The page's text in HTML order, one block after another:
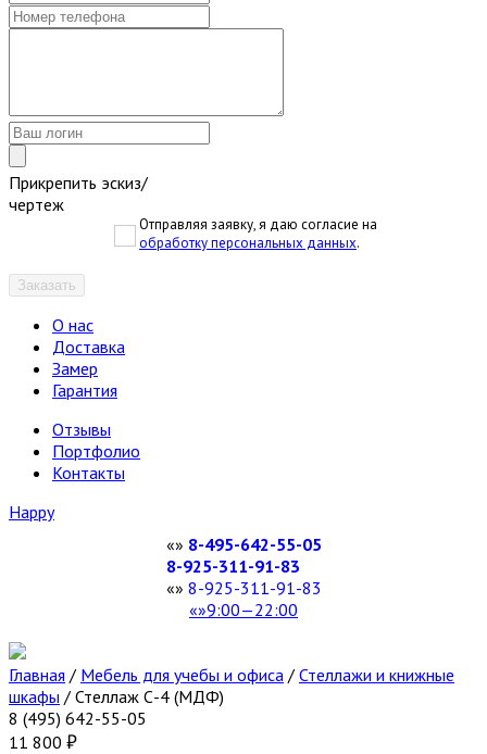
Прикрепить эскиз/
чертеж
Отправляя заявку, я даю согласие на
обработку персональных данных.
Заказать
О нас
Доставка
Замер
Гарантия
Отзывы
Портфолио
Контакты
Happy
8-495-642-55-05
8-925-311-91-83
8-925-311-91-83
9:00—22:00
Главная / Мебель для учебы и офиса / Стеллажи и книжные
шкафы / Стеллаж С-4 (МДФ)
8 (495) 642-55-05
11 800